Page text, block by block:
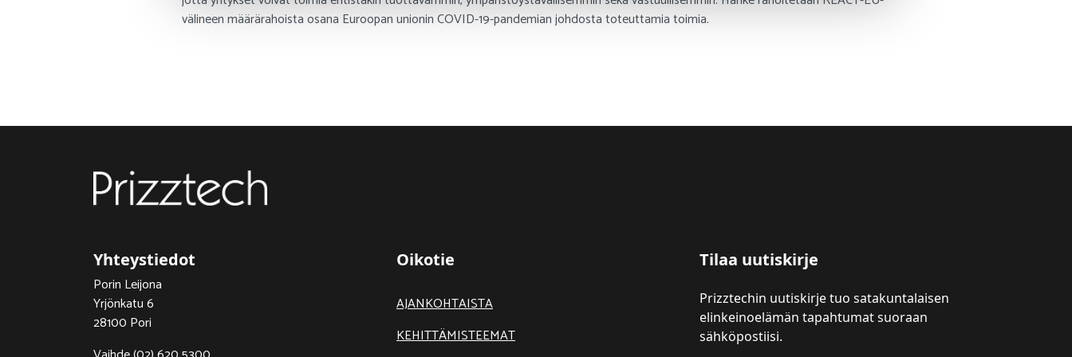
välineen määrärahoista osana Euroopan unionin COVID-19-pandemian johdosta toteuttamia toimia.
Yhteystiedot
Porin Leijona
Yrjönkatu 6
28100 Pori
Oikotie
AJANKOHTAISTA
KEHITTÄMISTEEMAT
Tilaa uutiskirje
Prizztechin uutiskirje tuo satakuntalaisen
elinkeinoelämän tapahtumat suoraan
sähköpostiisi.